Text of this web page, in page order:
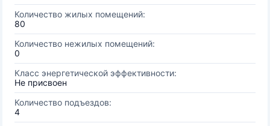
Количество жилых помещений:
80
Количество нежилых помещений:
0
Класс энергетической эффективности:
Не присвоен
Количество подъездов:
4